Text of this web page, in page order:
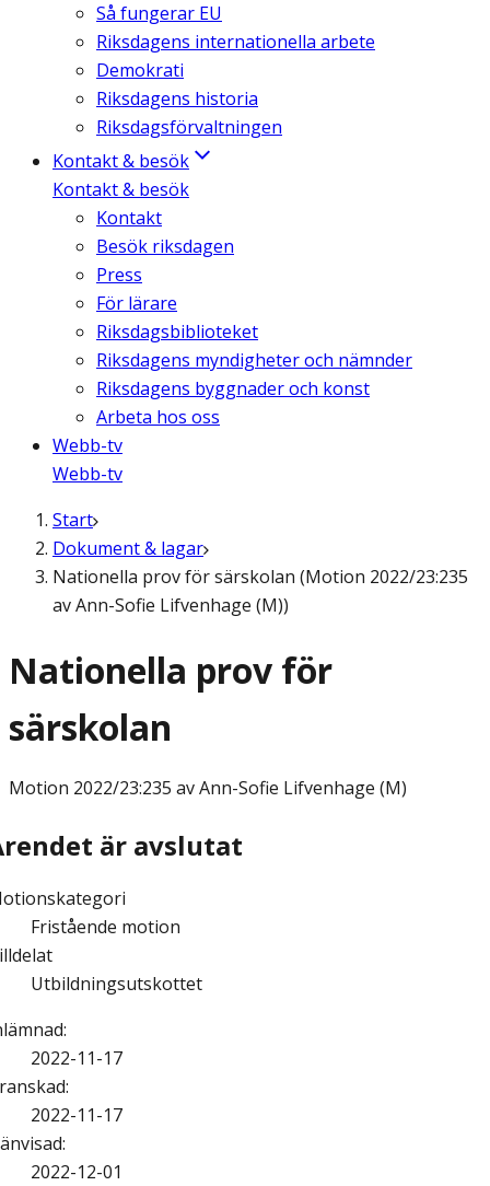
Så fungerar EU
Riksdagens internationella arbete
Demokrati
Riksdagens historia
Riksdagsförvaltningen
Kontakt & besök
Kontakt & besök
Kontakt
Besök riksdagen
Press
För lärare
Riksdagsbiblioteket
Riksdagens myndigheter och nämnder
Riksdagens byggnader och konst
Arbeta hos oss
Webb-tv
Webb-tv
Start
Dokument & lagar
Nationella prov för särskolan (Motion 2022/23:235
av Ann-Sofie Lifvenhage (M))
Nationella prov för
särskolan
Motion 2022/23:235 av Ann-Sofie Lifvenhage (M)
är avslutat
Fristående motion
Utbildningsutskottet
:
2022-11-17
:
2022-11-17
:
2022-12-01